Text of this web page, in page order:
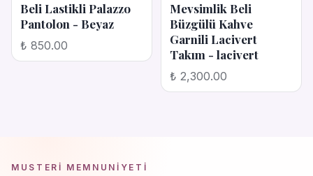
Beli Lastikli Palazzo
Pantolon - Beyaz
₺ 850.00
Mevsimlik Beli
Büzgülü Kahve
Garnili Lacivert
Takım - lacivert
₺ 2,300.00
MUSTERI MEMNUNIYETI